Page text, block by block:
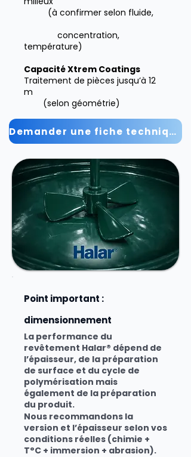
(à confirmer selon fluide,
concentration,
température)
Capacité Xtrem Coatings
Traitement de pièces jusqu’à 12
m
(selon géométrie)
Demander une fiche technique
Point important :
dimensionnement
La performance du
revêtement Halar® dépend de
l’épaisseur, de la préparation
de surface et du cycle de
polymérisation mais
également de la préparation
du produit.
Nous recommandons la
version et l’épaisseur selon vos
conditions réelles (chimie +
T°C + immersion + abrasion).